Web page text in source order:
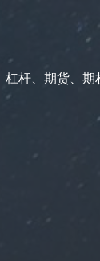
杆、期货、